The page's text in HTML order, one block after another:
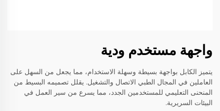
واجهة مستخدم ودية
يتميز الكابل بواجهة بسيطة وسهلة الاستخدام، مما يجعل من السهل على
العاملين في المجال الطبي الاتصال والتشغيل. يقلل تصميمه البسيط من
المنحنى التعليمي للمستخدمين الجدد، مما يسرع من سير العمل في
البيئات السريرية.